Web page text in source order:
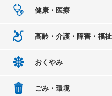
健康・医療
高齢・介護・障害・福祉
おくやみ
ごみ・環境